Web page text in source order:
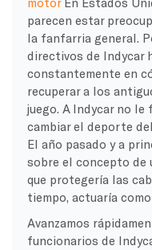
parecen estar
la fanfarria general.
directivos de Indycar
constantemente en
recuperar a los
juego. A Indycar no
cambiar el deporte
El año pasado y a
sobre el concepto de
que protegería las
tiempo, actuaría
Avanzamos
funcionarios de